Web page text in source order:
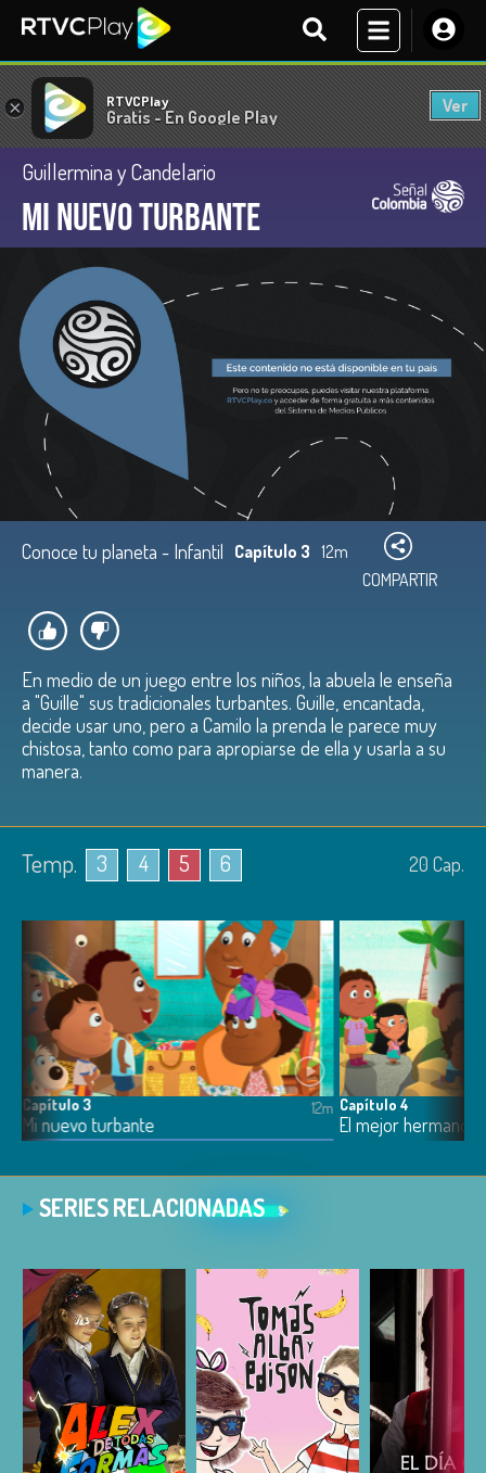
× RTVCPlay
Gratis - En Google Play
Ver
Guillermina y Candelario
Mi nuevo turbante
Conoce tu planeta - Infantil Capítulo 3 12m
COMPARTIR
En medio de un juego entre los niños, la abuela le enseña
a "Guille" sus tradicionales turbantes. Guille, encantada,
decide usar uno, pero a Camilo la prenda le parece muy
chistosa, tanto como para apropiarse de ella y usarla a su
manera.
Temp. 3 4 5 6 20 Cap.
Capítulo 3
Mi nuevo turbante
12m Capítulo 4
El mejor hermano
SERIES RELACIONADAS